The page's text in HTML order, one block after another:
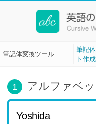
筆記体変換ツール[Cursive
筆記体変換ツール
筆記
ト作成
1 アルファベ